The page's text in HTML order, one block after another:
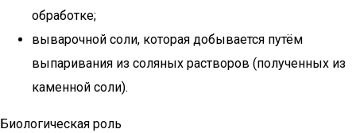
обработке;
выварочной соли, которая добывается путём
выпаривания из соляных растворов (полученных из
каменной соли).
Биологическая роль